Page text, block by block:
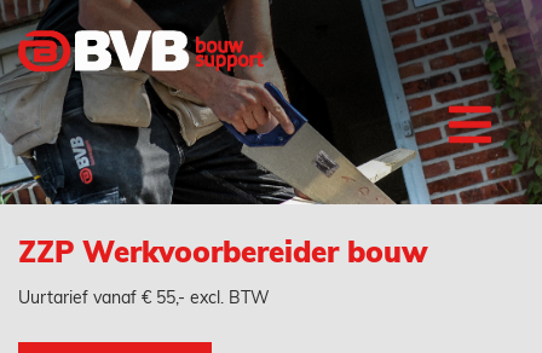
ZZP Werkvoorbereider bouw
Uurtarief vanaf € 55,- excl. BTW